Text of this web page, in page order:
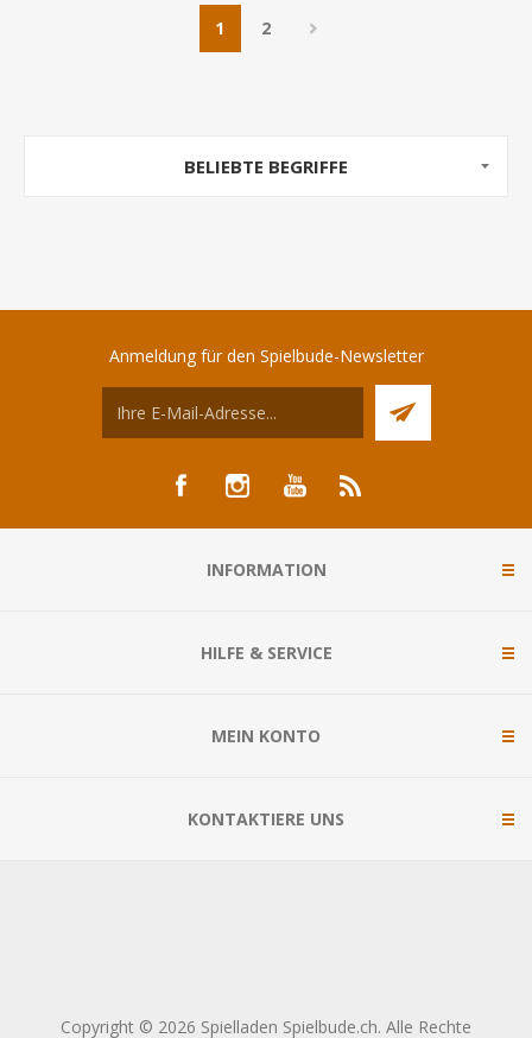
1 2
BELIEBTE BEGRIFFE
Anmeldung für den Spielbude-Newsletter
INFORMATION
HILFE & SERVICE
MEIN KONTO
KONTAKTIERE UNS
Copyright © 2026 Spielladen Spielbude.ch. Alle Rechte